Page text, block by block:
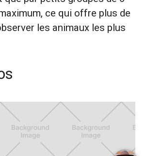
ce qui offre plus de
les animaux les plus